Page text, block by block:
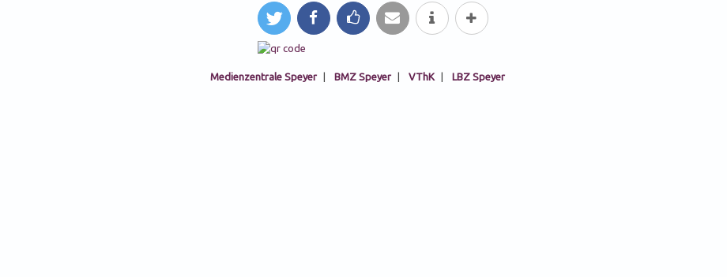
tweet teilen
Medienzentrale Speyer | BMZ Speyer | VThK | LBZ Speyer